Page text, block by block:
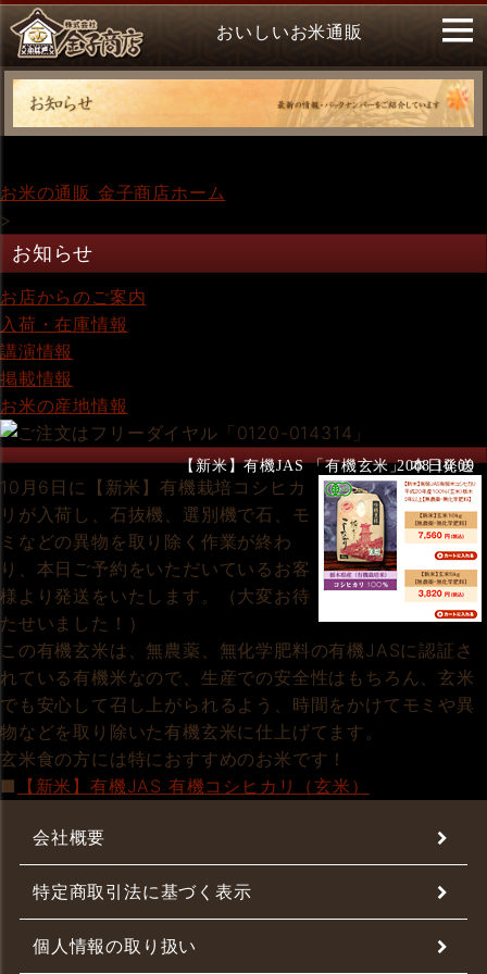
おいしいお米通販
お米の通販 金子商店ホーム
>
お知らせ
お店からのご案内
入荷・在庫情報
講演情報
掲載情報
お米の産地情報
【新米】有機JAS 「有機玄米」 本日発送
2008.10.09
10月6日に【新米】有機栽培コシヒカ
リが入荷し、石抜機、選別機で石、モ
ミなどの異物を取り除く作業が終わ
り、本日ご予約をいただいているお客
様より発送をいたします。（大変お待
たせいました！）
この有機玄米は、無農薬、無化学肥料の有機JASに認証さ
れている有機米なので、生産での安全性はもちろん、玄米
でも安心して召し上がられるよう、時間をかけてモミや異
物などを取り除いた有機玄米に仕上げてます。
玄米食の方には特におすすめのお米です！
■
【新米】有機JAS 有機コシヒカリ（玄米）
会社概要
特定商取引法に基づく表示
個人情報の取り扱い